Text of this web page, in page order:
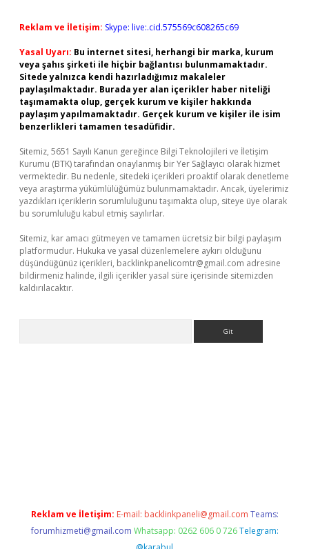
Reklam ve İletişim: Skype: live:.cid.575569c608265c69
Yasal Uyarı: Bu internet sitesi, herhangi bir marka, kurum
veya şahıs şirketi ile hiçbir bağlantısı bulunmamaktadır.
Sitede yalnızca kendi hazırladığımız makaleler
paylaşılmaktadır. Burada yer alan içerikler haber niteliği
taşımamakta olup, gerçek kurum ve kişiler hakkında
paylaşım yapılmamaktadır. Gerçek kurum ve kişiler ile isim
benzerlikleri tamamen tesadüfidir.
Sitemiz, 5651 Sayılı Kanun gereğince Bilgi Teknolojileri ve İletişim
Kurumu (BTK) tarafından onaylanmış bir Yer Sağlayıcı olarak hizmet
vermektedir. Bu nedenle, sitedeki içerikleri proaktif olarak denetleme
veya araştırma yükümlülüğümüz bulunmamaktadır. Ancak, üyelerimiz
yazdıkları içeriklerin sorumluluğunu taşımakta olup, siteye üye olarak
bu sorumluluğu kabul etmiş sayılırlar.
Sitemiz, kar amacı gütmeyen ve tamamen ücretsiz bir bilgi paylaşım
platformudur. Hukuka ve yasal düzenlemelere aykırı olduğunu
düşündüğünüz içerikleri, backlinkpanelicomtr@gmail.com adresine
bildirmeniz halinde, ilgili içerikler yasal süre içerisinde sitemizden
kaldırılacaktır.
Reklam ve İletişim: E-mail: backlinkpaneli@gmail.com Teams:
forumhizmeti@gmail.com Whatsapp: 0262 606 0 726 Telegram: